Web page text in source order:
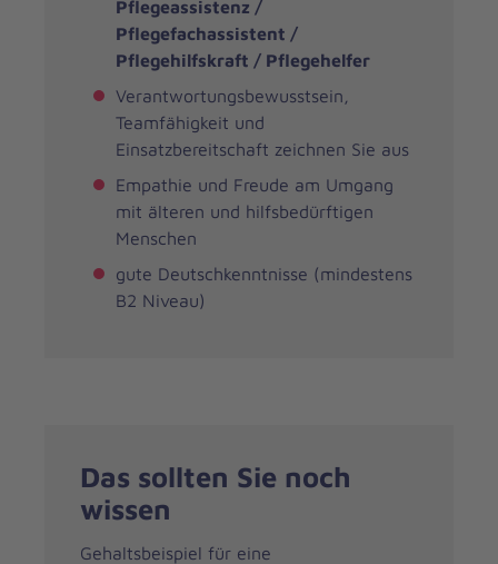
Pflegeassistenz /
Pflegefachassistent /
Pflegehilfskraft / Pflegehelfer
Verantwortungsbewusstsein,
Teamfähigkeit und
Einsatzbereitschaft zeichnen Sie aus
Empathie und Freude am Umgang
mit älteren und hilfsbedürftigen
Menschen
gute Deutschkenntnisse (mindestens
B2 Niveau)
Das sollten Sie noch
wissen
Gehaltsbeispiel für eine